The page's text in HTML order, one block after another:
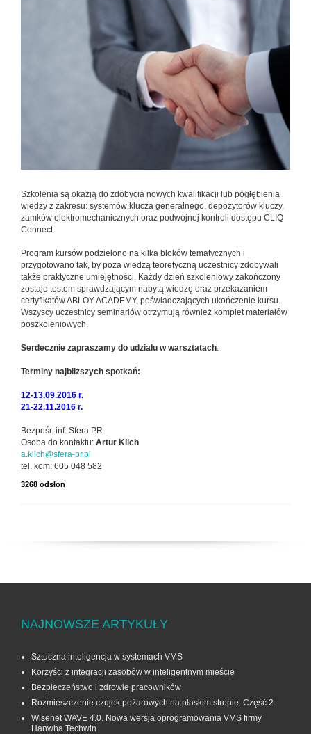
Szkolenia są okazją do zdobycia nowych kwalifikacji lub pogłębienia
wiedzy z zakresu: systemów klucza generalnego, depozytorów kluczy,
zamków elektromechanicznych oraz podwójnej kontroli dostępu CLIQ
Connect.
Program kursów podzielono na kilka bloków tematycznych i
przygotowano tak, by poza wiedzą teoretyczną uczestnicy zdobywali
także praktyczne umiejętności. Każdy dzień szkoleniowy zakończony
zostaje testem sprawdzającym nabytą wiedzę oraz przekazaniem
certyfikatów ABLOY ACADEMY, poświadczających ukończenie kursu.
Wszyscy uczestnicy seminariów otrzymują również komplet materiałów
poszkoleniowych.
Serdecznie zapraszamy do udziału w warsztatach
Terminy najbliższych spotkań:
12-13.09.2016 r.
21-22.11.2016 r.
Bezpośr. inf. Sfera PR
Osoba do kontaktu: Artur Klich
a.klich@sfera-pr.pl
tel. kom: 605 048 582
3268 odsłon
NAJNOWSZE ARTYKUŁY
Sztuczna inteligencja w systemach VMS
Korzyści z integracji zasobów w inteligentnym mieście
Bezpieczeństwo i zdrowie pracowników
Rozmieszczenie czujek pożarowych na płaskim stropie. Część 2
Wisenet WAVE 4.0. Nowa wersja oprogramowania VMS firmy
Hanwha Techwin